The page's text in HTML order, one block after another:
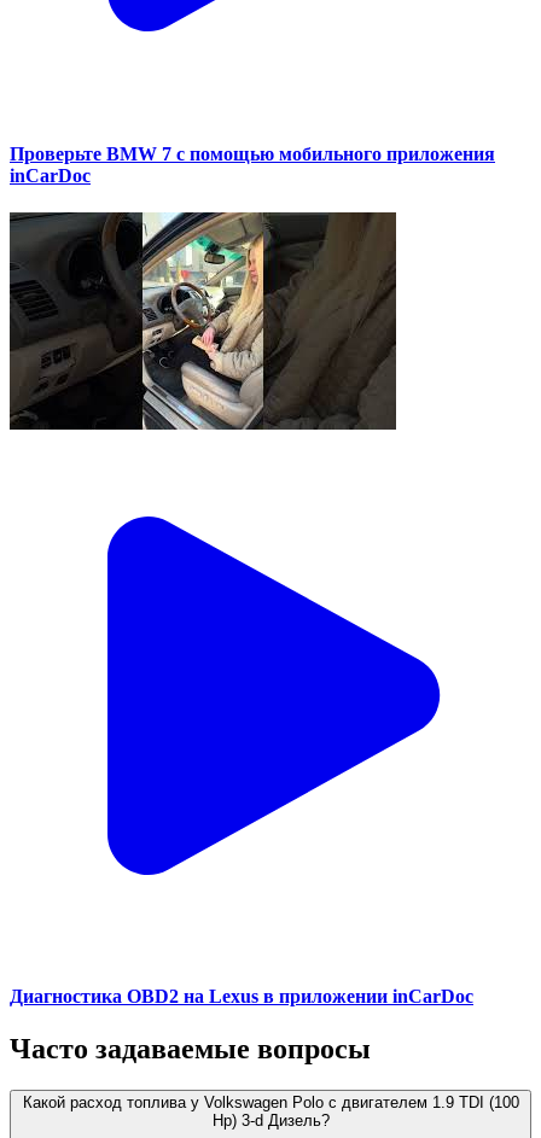
Проверьте BMW 7 с помощью мобильного приложения
inCarDoc
Диагностика OBD2 на Lexus в приложении inCarDoc
Часто задаваемые вопросы
Какой расход топлива у Volkswagen Polo с двигателем 1.9 TDI (100
Hp) 3-d Дизель?